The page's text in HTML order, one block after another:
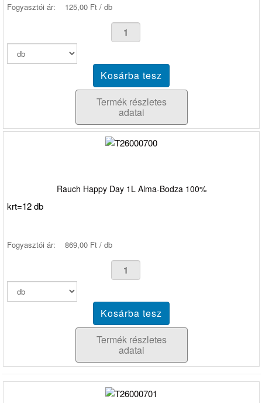
Fogyasztói ár: 125,00 Ft / db
Termék részletes
adatai
Rauch Happy Day 1L Alma-Bodza 100%
krt=12 db
Fogyasztói ár: 869,00 Ft / db
Termék részletes
adatai